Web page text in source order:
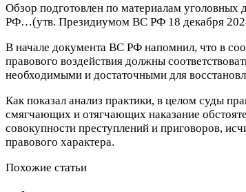
Обзор подготовлен по материалам
РФ…(утв. Президиумом ВС РФ 18 декабря
В начале документа ВС РФ напомнил, что в
правового воздействия должны
необходимыми и достаточными для
Как показал анализ практики, в целом суды
смягчающих и отягчающих наказание
совокупности преступлений и приговоров,
правового характера.
Похожие статьи